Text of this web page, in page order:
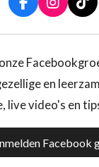
F
a
c
b
o
k
I
n
s
a
r
a
T
i
k
o
en
live video's en
Facebook